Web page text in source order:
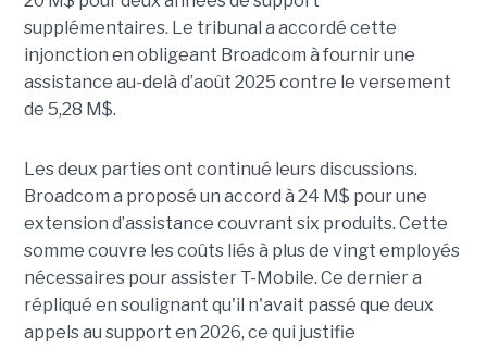
supplémentaires. Le tribunal a accordé cette
injonction en obligeant Broadcom à fournir une
assistance au-delà d’août 2025 contre le versement
de 5,28 M$.
Les deux parties ont continué leurs discussions.
Broadcom a proposé un accord à 24 M$ pour une
extension d’assistance couvrant six produits. Cette
somme couvre les coûts liés à plus de vingt employés
nécessaires pour assister T-Mobile. Ce dernier a
répliqué en soulignant qu'il n'avait passé que deux
appels au support en 2026, ce qui justifie